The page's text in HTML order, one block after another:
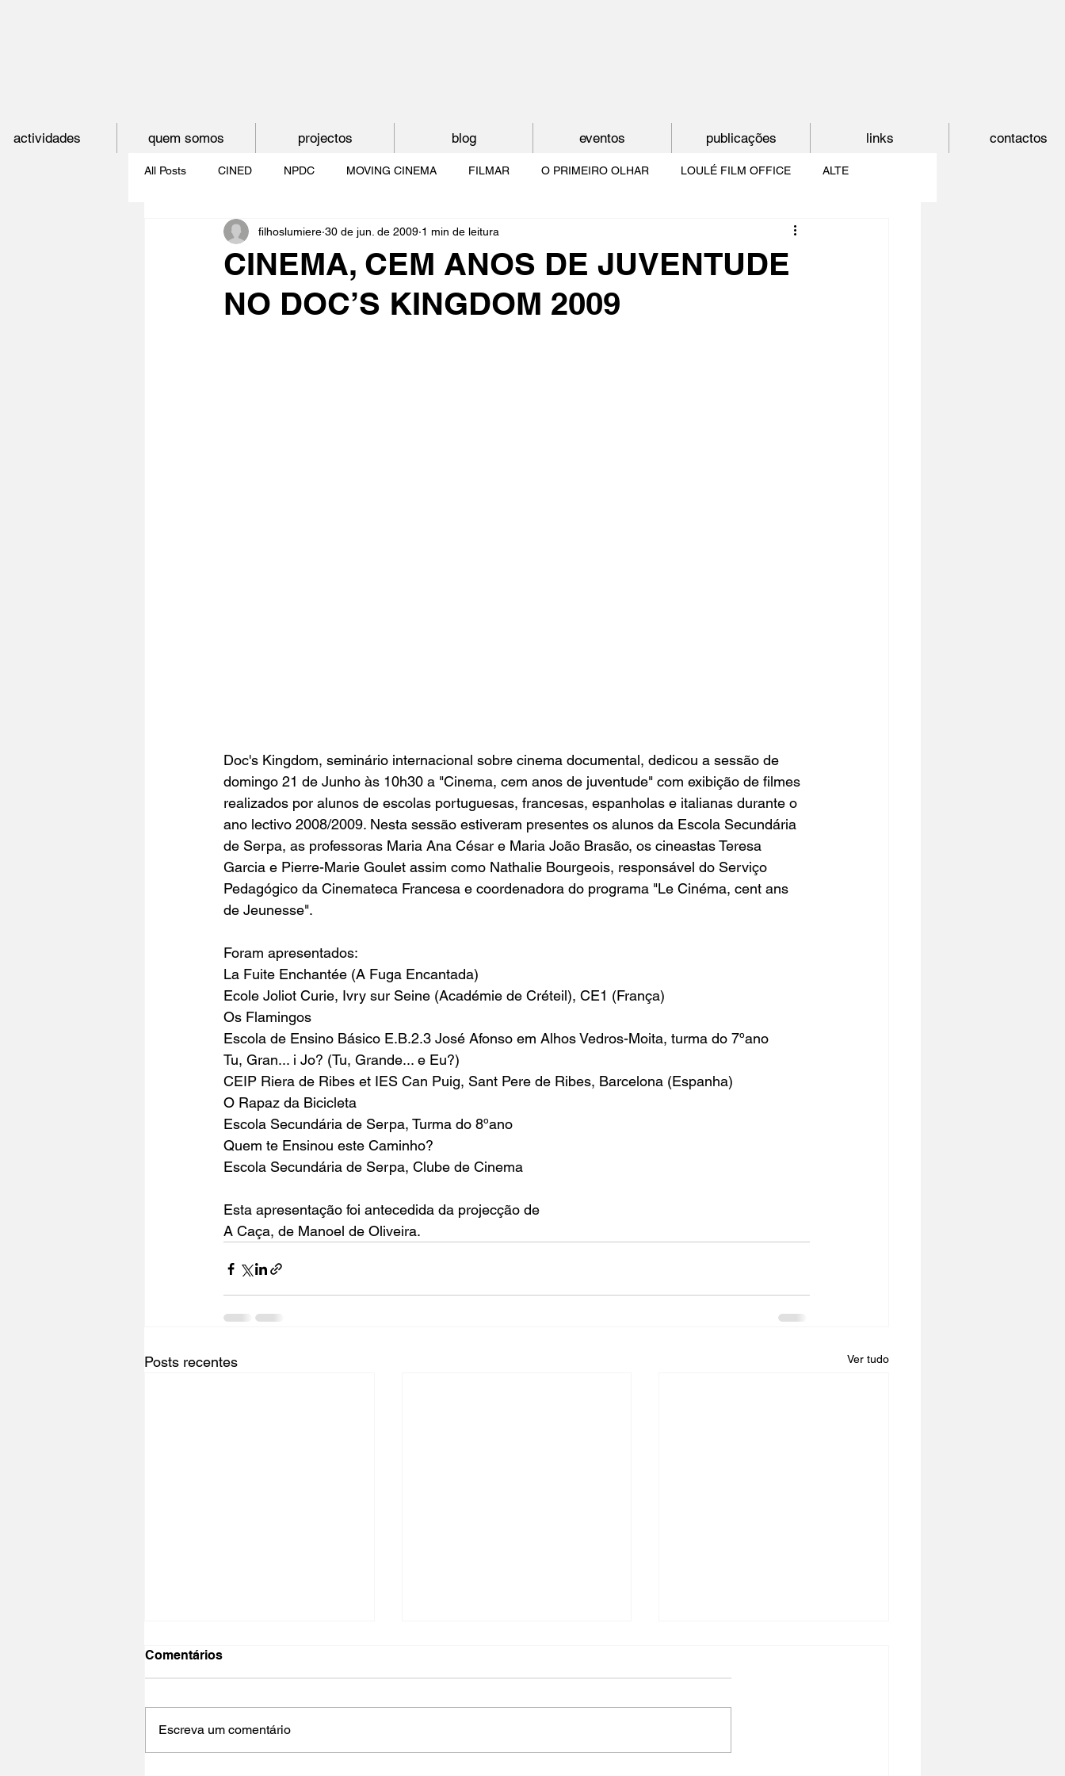
All Posts CINED NPDC MOVING CINEMA FILMAR O PRIMEIRO OLHAR LOULÉ FILM OFFICE ALTE
O CINEMA, CEM ANOS DE JUVENTUDE O MUNDO À NOSSA VOLTA SHORTCUT
CINECLUBE DAS GAIVOTAS O CINEMA POR DENTRO CRESCER COM O CINEMA
CINEMA, CEM ANOS DE JUVENTUDE
NO DOC’S KINGDOM 2009
filhoslumiere 30 de jun. de 2009 1 min de leitura
Doc's Kingdom, seminário internacional sobre cinema documental, dedicou a sessão de
domingo 21 de Junho às 10h30 a "Cinema, cem anos de juventude" com exibição de filmes
realizados por alunos de escolas portuguesas, francesas, espanholas e italianas durante o
ano lectivo 2008/2009. Nesta sessão estiveram presentes os alunos da Escola Secundária
de Serpa, as professoras Maria Ana César e Maria João Brasão, os cineastas Teresa
Garcia e Pierre-Marie Goulet assim como Nathalie Bourgeois, responsável do Serviço
Pedagógico da Cinemateca Francesa e coordenadora do programa "Le Cinéma, cent ans
de Jeunesse".
Foram apresentados:
La Fuite Enchantée (A Fuga Encantada)
Ecole Joliot Curie, Ivry sur Seine (Académie de Créteil), CE1 (França)
Os Flamingos
Escola de Ensino Básico E.B.2.3 José Afonso em Alhos Vedros-Moita, turma do 7ºano
Tu, Gran... i Jo? (Tu, Grande... e Eu?)
CEIP Riera de Ribes et IES Can Puig, Sant Pere de Ribes, Barcelona (Espanha)
O Rapaz da Bicicleta
Escola Secundária de Serpa, Turma do 8ºano
Quem te Ensinou este Caminho?
Escola Secundária de Serpa, Clube de Cinema
Esta apresentação foi antecedida da projecção de
A Caça, de Manoel de Oliveira.
Posts recentes Ver tudo
Comentários
Escreva um comentário
actividades quem somos projectos blog eventos publicações links contactos